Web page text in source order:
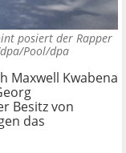
posiert der Rapper
Pool/dpa
Maxwell Kwabena
Besitz von
das